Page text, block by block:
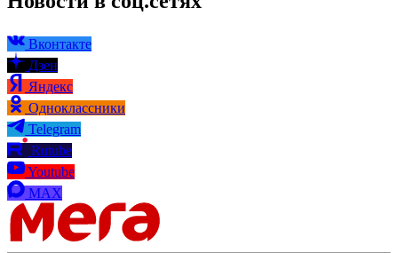
Вконтакте
Дзен
Яндекс
Одноклассники
Telegram
Rutube
Youtube
MAX